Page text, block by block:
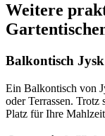
Weitere
Balkontisch Jysk
Ein Balkontisch von
oder Terrassen. Trotz
Platz für Ihre